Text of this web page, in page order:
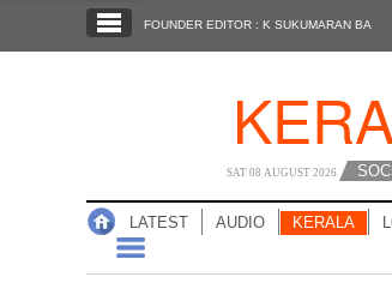
KERALA
FOUNDER EDITOR : K SUKUMARAN BA
SAT 08 AUGUST 2026
LATEST AUDIO KERALA